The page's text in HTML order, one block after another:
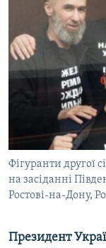
СПЕЦПРОЕКТИ
ДЕПОРТАЦІЯ
ВІДЕОУРОКИ
СВІДЧЕННЯ
УКРАЇНСЬКА
ІНФОГРАФІКА
ЯК ОБІЙТИ
Русский
Qırımtatar
ДОЛУЧАЙСЯ!
Фігуранти другої
на засіданні
Ростові-на-Дону,
Президент